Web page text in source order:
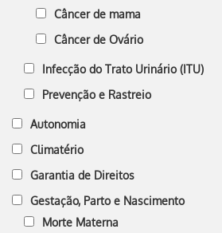
Câncer de mama
Câncer de Ovário
Infecção do Trato Urinário (ITU)
Prevenção e Rastreio
Autonomia
Climatério
Garantia de Direitos
Gestação, Parto e Nascimento
Morte Materna